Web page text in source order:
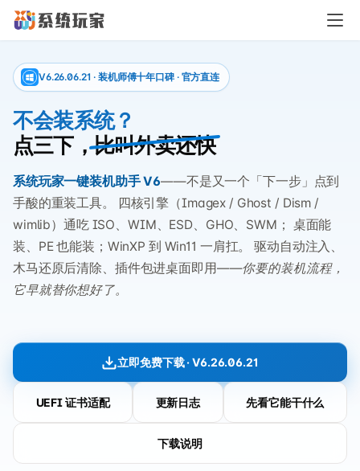
V6.26.06.21 · 装机师傅十年口碑 · 官方直连
不会装系统？
点三下，比叫外卖还快
系统玩家一键装机助手 V6——不是又一个「下一步」点到
手酸的重装工具。 四核引擎（Imagex / Ghost / Dism /
wimlib）通吃 ISO、WIM、ESD、GHO、SWM； 桌面能
装、PE 也能装；WinXP 到 Win11 一肩扛。 驱动自动注入、
木马还原后清除、插件包进桌面即用——你要的装机流程，
它早就替你想好了。
立即免费下载 · V6.26.06.21
UEFI 证书适配 更新日志 先看它能干什么
下载说明